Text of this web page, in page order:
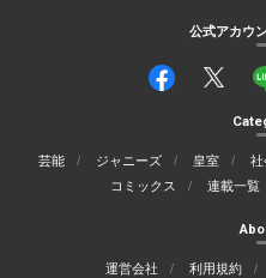
公式アカウ
芸能 ジャニーズ 皇室 社
コミックス
連載一覧
運営会社 利用規約